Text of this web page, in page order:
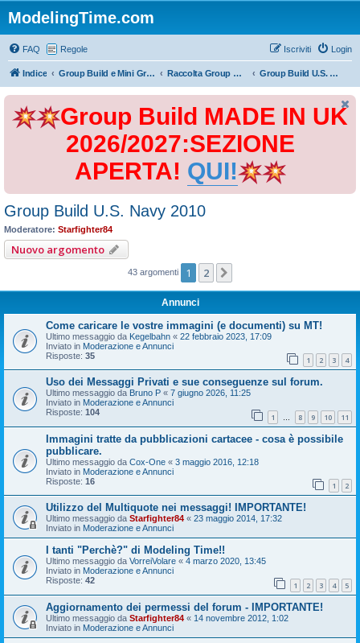
ModelingTime.com
FAQ Regole Login
Iscriviti
Indice Group Build e Mini Group Build Raccolta Group Build Group Build U.S. Navy 2010
Group Build MADE IN UK
2026/2027:SEZIONE
APERTA! QUI!
Group Build U.S. Navy 2010
Moderatore: Starfighter84
Nuovo argomento
43 argomenti 1 2
Annunci
Come caricare le vostre immagini (e documenti) su MT!
Ultimo messaggio da Kegelbahn « 22 febbraio 2023, 17:09
Inviato in Moderazione e Annunci
Risposte: 35 1 2 3 4
Uso dei Messaggi Privati e sue conseguenze sul forum.
Ultimo messaggio da Bruno P « 7 giugno 2026, 11:25
Inviato in Moderazione e Annunci
Risposte: 104 1 … 8 9 10 11
Immagini tratte da pubblicazioni cartacee - cosa è possibile
pubblicare.
Ultimo messaggio da Cox-One « 3 maggio 2016, 12:18
Inviato in Moderazione e Annunci
Risposte: 16 1 2
Utilizzo del Multiquote nei messaggi! IMPORTANTE!
Ultimo messaggio da Starfighter84 « 23 maggio 2014, 17:32
Inviato in Moderazione e Annunci
I tanti "Perchè?" di Modeling Time!!
Ultimo messaggio da VorreiVolare « 4 marzo 2020, 13:45
Inviato in Moderazione e Annunci
Risposte: 42 1 2 3 4 5
Aggiornamento dei permessi del forum - IMPORTANTE!
Ultimo messaggio da Starfighter84 « 14 novembre 2012, 1:02
Inviato in Moderazione e Annunci